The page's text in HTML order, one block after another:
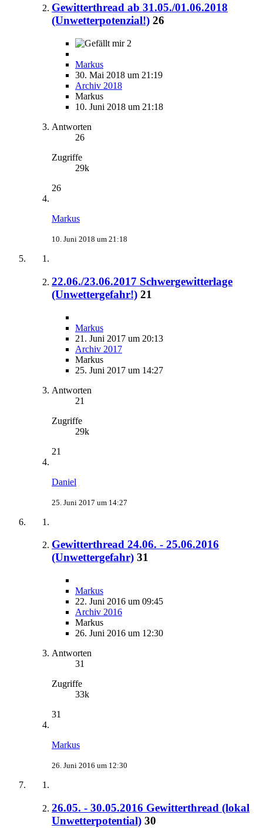
Gewitterthread ab 31.05./01.06.2018
(Unwetterpotenzial!) 26
2
Markus
30. Mai 2018 um 21:19
Archiv 2018
Markus
10. Juni 2018 um 21:18
Antworten
26
Zugriffe
29k
26
Markus
10. Juni 2018 um 21:18
22.06./23.06.2017 Schwergewitterlage
(Unwettergefahr!) 21
Markus
21. Juni 2017 um 20:13
Archiv 2017
Markus
25. Juni 2017 um 14:27
Antworten
21
Zugriffe
29k
21
Daniel
25. Juni 2017 um 14:27
Gewitterthread 24.06. - 25.06.2016
(Unwettergefahr) 31
Markus
22. Juni 2016 um 09:45
Archiv 2016
Markus
26. Juni 2016 um 12:30
Antworten
31
Zugriffe
33k
31
Markus
26. Juni 2016 um 12:30
26.05. - 30.05.2016 Gewitterthread (lokal
Unwetterpotential) 30